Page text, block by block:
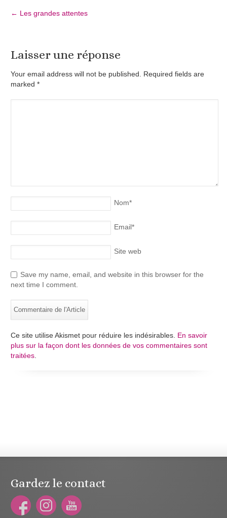
← Les grandes attentes
Laisser une réponse
Your email address will not be published. Required fields are
marked*
Nom*
Email*
Site web
Save my name, email, and website in this browser for the
next time I comment.
Ce site utilise Akismet pour réduire les indésirables. En savoir
plus sur la façon dont les données de vos commentaires sont
traitées
Gardez le contact